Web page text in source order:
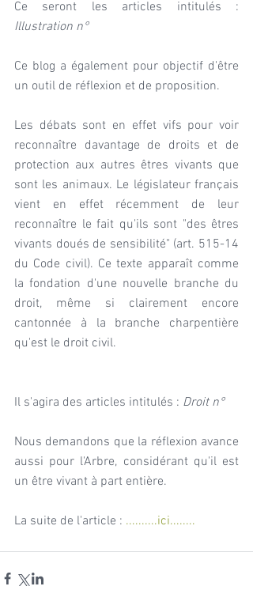
Illustration n°
Ce blog a également pour objectif d'être
un outil de réflexion et de proposition.
Les débats sont en effet vifs pour voir
reconnaître davantage de droits et de
protection aux autres êtres vivants que
sont les animaux. Le législateur français
vient en effet récemment de leur
reconnaître le fait qu'ils sont "des êtres
vivants doués de sensibilité" (art. 515-14
du Code civil). Ce texte apparaît comme
la fondation d'une nouvelle branche du
droit, même si clairement encore
cantonnée à la branche charpentière
qu'est le droit civil.
Il s'agira des articles intitulés : Droit n°
Nous demandons que la réflexion avance
aussi pour l'Arbre, considérant qu'il est
un être vivant à part entière.
La suite de l'article : ..........ici........